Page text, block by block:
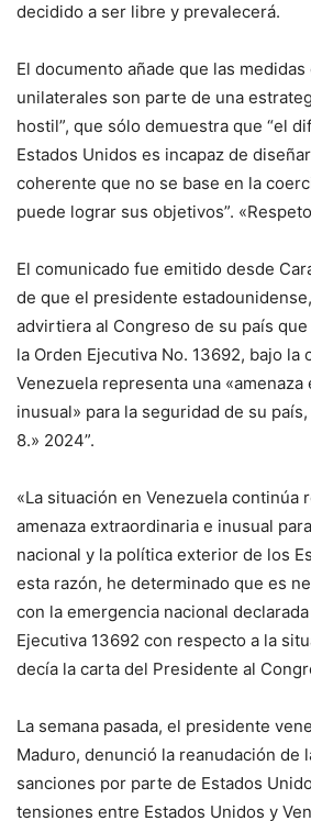
decidido a ser libre y prevalecerá.
El documento añade que las
unilaterales son parte de una
hostil”, que sólo demuestra que “el
Estados Unidos es incapaz de
coherente que no se base en la
puede lograr sus objetivos”.
El comunicado fue emitido desde
de que el presidente
advirtiera al Congreso de su país
la Orden Ejecutiva No. 13692, bajo la
Venezuela representa una «amenaza
inusual» para la seguridad de su
8.» 2024”.
«La situación en Venezuela continúa
amenaza extraordinaria e inusual
nacional y la política exterior de los
esta razón, he determinado que es
con la emergencia nacional
Ejecutiva 13692 con respecto a la
decía la carta del Presidente al
La semana pasada, el presidente
Maduro, denunció la reanudación de
sanciones por parte de Estados
tensiones entre Estados Unidos y